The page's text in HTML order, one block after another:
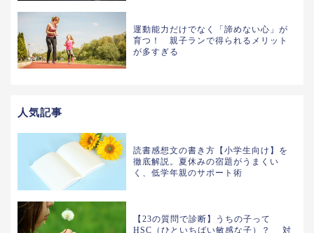
運動能力だけでなく「諦めない心」が
育つ！ 親子ランで得られるメリット
が多すぎる
人気記事
読書感想文の書き方【小学生向け】を
徹底解説。夏休みの宿題がうまくい
く、低学年親のサポート術
【23の質問で診断】うちの子って
HSC（ひといちばい敏感な子）？ 対